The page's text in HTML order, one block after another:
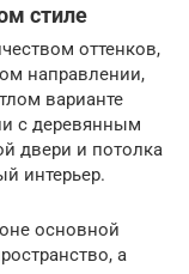
стиле
оттенков,
направлении,
варианте
с деревянным
двери и потолка
интерьер.
основной
а